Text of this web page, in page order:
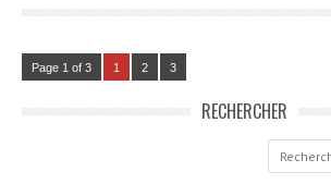
Page 1 of 3 1 2 3
RECHERCHER
Recherche